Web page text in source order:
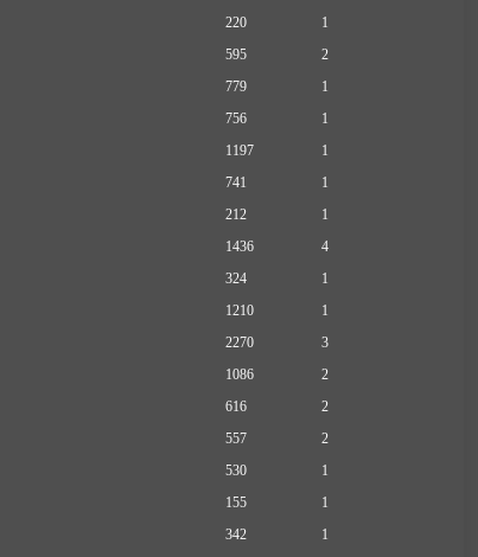
220
1
595
2
779
1
756
1
1197
1
741
1
212
1
1436
4
324
1
1210
1
2270
3
1086
2
616
2
557
2
530
1
155
1
342
1